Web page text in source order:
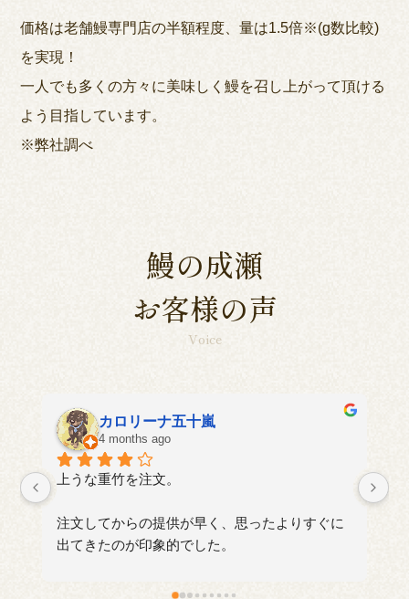
価格は老舗鰻専門店の半額程度、量は1.5倍※(g数比較)
を実現！
一人でも多くの方々に美味しく鰻を召し上がって頂ける
よう目指しています。
※弊社調べ
鰻の成瀬
お客様の声
Voice
aki
4 months ago